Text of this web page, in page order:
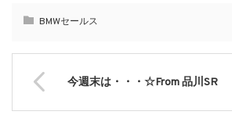
BMWセールス
今週末は・・・☆From 品川SR